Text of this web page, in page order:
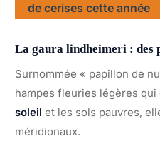
de cerises cette année
La gaura lindheimeri : des
Surnommée « papillon de
hampes fleuries légères qui
soleil et les sols pauvres,
méridionaux.